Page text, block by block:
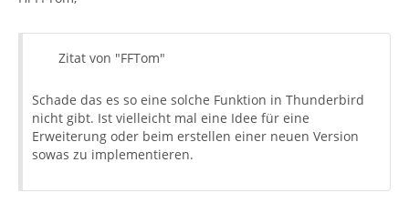
Zitat von "FFTom"
Schade das es so eine solche Funktion in Thunderbird
nicht gibt. Ist vielleicht mal eine Idee für eine
Erweiterung oder beim erstellen einer neuen Version
sowas zu implementieren.